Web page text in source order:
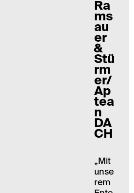
Ra
ms
au
er
&
Stü
rm
er/
Ap
tea
n
DA
CH
„Mit
unse
rem